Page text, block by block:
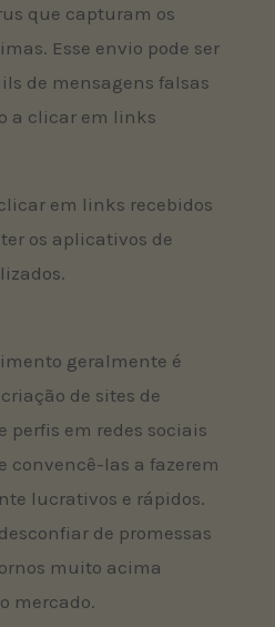
que capturam os
Esse envio pode ser
de mensagens falsas
a clicar em links
em links recebidos
os aplicativos de
geralmente é
de sites de
perfis em redes sociais
convencê-las a fazerem
lucrativos e rápidos.
de promessas
muito acima
mercado.